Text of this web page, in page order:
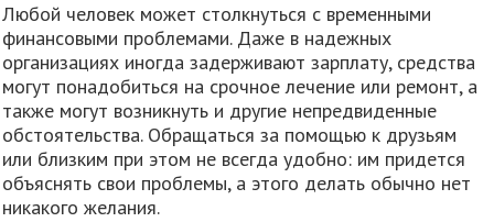
Любой человек может столкнуться с временными
финансовыми проблемами. Даже в надежных
организациях иногда задерживают зарплату, средства
могут понадобиться на срочное лечение или ремонт, а
также могут возникнуть и другие непредвиденные
обстоятельства. Обращаться за помощью к друзьям
или близким при этом не всегда удобно: им придется
объяснять свои проблемы, а этого делать обычно нет
никакого желания.